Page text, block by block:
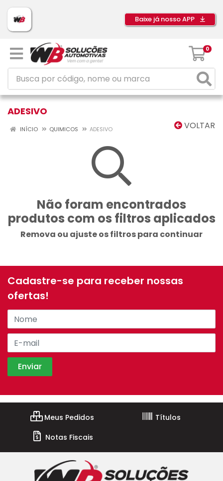
Baixe já nosso APP
0
ADESIVO
VOLTAR
INÍCIO QUIMICOS ADESIVO
Não foram encontrados
produtos com os filtros aplicados
Remova ou ajuste os filtros para continuar
Cadastre-se para receber nossas
ofertas!
Meus Pedidos
Títulos
Notas Fiscais